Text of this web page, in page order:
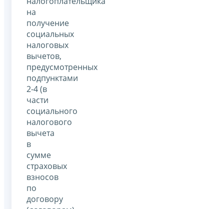
на
получение
социальных
налоговых
вычетов,
предусмотренных
подпунктами
2-4 (в
части
социального
налогового
вычета
в
сумме
страховых
взносов
по
договору